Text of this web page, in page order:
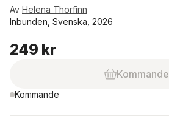
Av Helena Thorfinn
Inbunden, Svenska, 2026
249 kr
Kommande
Kommande